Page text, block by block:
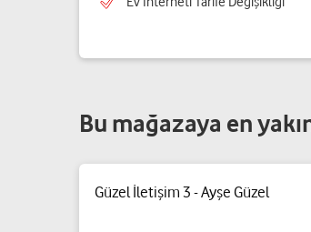
Bu mağazaya en
Güzel İletişim 3 - Ayşe Güzel